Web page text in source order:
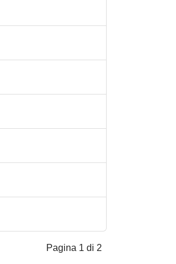
Pagina 1 di 2